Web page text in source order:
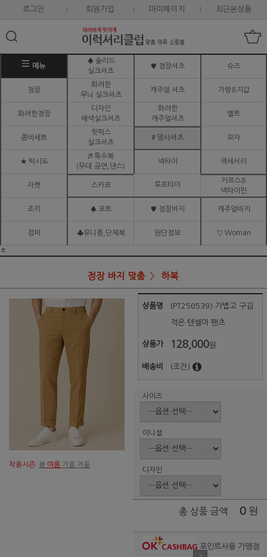
로그인 회원가입 마이페이지 최근본상품
메뉴
♠ 솔리드
실크셔츠
♥ 정장셔츠 슈즈
정장
화려한
무늬 실크셔츠
캐주얼 셔츠 가방&지갑
화려한정장
디자인
배색실크셔츠
화려한
캐주얼셔츠
벨트
콤비세트
핫픽스
실크셔츠
# 망사셔츠 모자
★ 턱시도
♬ 특수복
(무대.공연,댄스)
넥타이 액세서리
자켓 스카프 루프타이
커프스&
넥타이핀
조끼 ♠ 코트 ♥ 정장바지 캐주얼바지
점퍼 ♣유니폼,단체복 원단정보 ♡ Woman
ㅌ
정장 바지 맞춤 하복
착용시즌: 봄 여름 가을 겨울
상품명 (PT250539) 가볍고 구김
적은 텐셀마 팬츠
상품가 128,000원
배송비 (조건)
사이즈
이니셜
디자인
총 상품 금액 0 원
포인트사용 가맹점